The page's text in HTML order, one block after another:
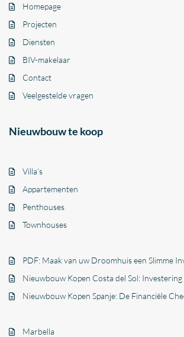
Homepage
Projecten
Diensten
BIV-makelaar
Contact
Veelgestelde vragen
Nieuwbouw te koop
Villa’s
Appartementen
Penthouses
Townhouses
PDF: Maak van uw Droomhuis een Slimme
Nieuwbouw Kopen Costa del Sol:
Nieuwbouw Kopen Spanje: De Financiële
Marbella